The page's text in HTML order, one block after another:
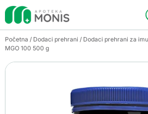
Početna / Dodaci prehrani / Dodaci prehrani za
MGO 100 500 g